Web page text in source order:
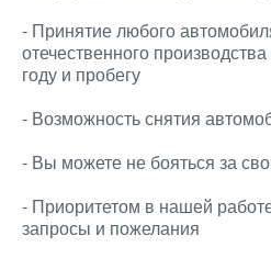
- Принятие любого
отечественного
году и пробегу
- Возможность снятия
- Вы можете не бояться за
- Приоритетом в нашей
запросы и пожелания